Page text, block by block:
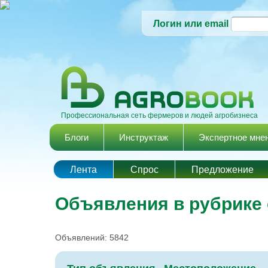
Логин или email
Профессиональная сеть фермеров и людей агробизнеса
Главное меню
Блоги Инструктаж Экспертное
Лента Спрос Предложение
Объявления в рубрике
Объявлений: 5842